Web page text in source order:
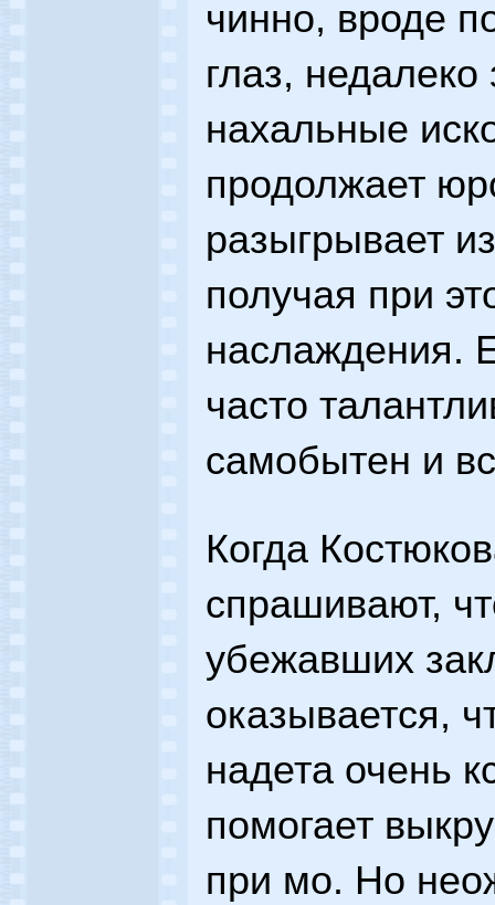
чинно, вроде
глаз,
нахальные
продолжает
разыгрывает
получая при
наслаждения.
часто
самобытен и
Когда
спрашивают,
убежавших
оказывается,
надета очень
помогает
при мо. Но